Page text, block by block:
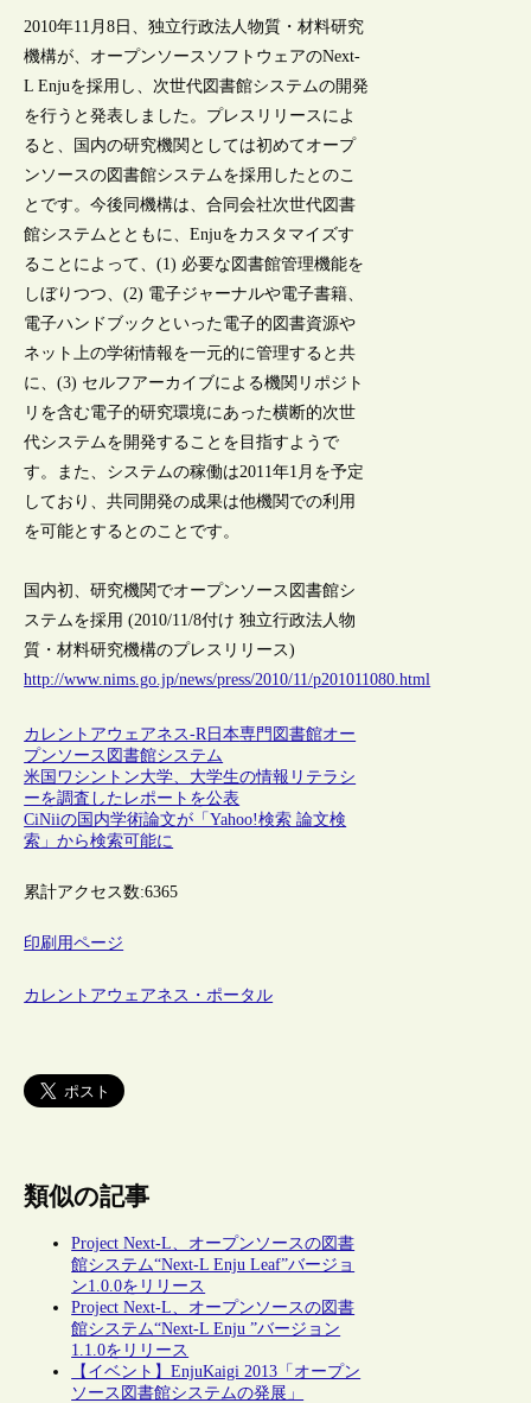
2010年11月8日、独立行政法人物質・材料研究
機構が、オープンソースソフトウェアのNext-
L Enjuを採用し、次世代図書館システムの開発
を行うと発表しました。プレスリリースによ
ると、国内の研究機関としては初めてオープ
ンソースの図書館システムを採用したとのこ
とです。今後同機構は、合同会社次世代図書
館システムとともに、Enjuをカスタマイズす
ることによって、(1) 必要な図書館管理機能を
しぼりつつ、(2) 電子ジャーナルや電子書籍、
電子ハンドブックといった電子的図書資源や
ネット上の学術情報を一元的に管理すると共
に、(3) セルフアーカイブによる機関リポジト
リを含む電子的研究環境にあった横断的次世
代システムを開発することを目指すようで
す。また、システムの稼働は2011年1月を予定
しており、共同開発の成果は他機関での利用
を可能とするとのことです。
国内初、研究機関でオープンソース図書館シ
ステムを採用 (2010/11/8付け 独立行政法人物
質・材料研究機構のプレスリリース)
http://www.nims.go.jp/news/press/2010/11/p201011080.html
カレントアウェアネス-R日本専門図書館オー
プンソース 図書館システム
米国ワシントン大学、大学生の情報リテラシ
ーを調査したレポートを公表
CiNiiの国内学術論文が「Yahoo!検索 論文検
索」から検索可能に
累計アクセス数:6365
印刷用ページ
カレントアウェアネス・ポータル
類似の記事
Project Next-L、オープンソースの図書
館システム“Next-L Enju Leaf”バージョ
ン1.0.0をリリース
Project Next-L、オープンソースの図書
館システム“Next-L Enju ”バージョン
1.1.0をリリース
【イベント】EnjuKaigi 2013「オープン
ソース図書館システムの発展」